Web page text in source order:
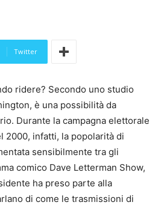
Twitter
ridere? Secondo uno studio
è una possibilità da
Durante la campagna elettorale
2000, infatti, la popolarità di
sensibilmente tra gli
comico Dave Letterman Show,
ha preso parte alla
di come le trasmissioni di